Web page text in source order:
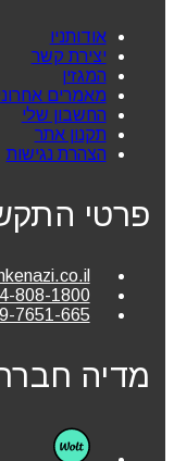
אודותניו
יצירת קשר
המגזין
מאמרים
החשבון שלי
תקנון אתר
הצהרת נגישות
פרטי
808-1800
7651-665
מדיה